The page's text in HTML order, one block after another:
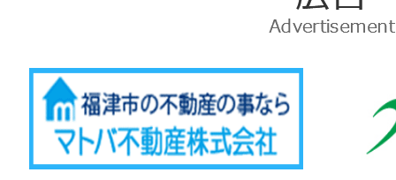
告